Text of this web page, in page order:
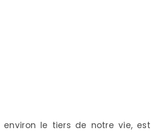
le tiers de notre vie, est